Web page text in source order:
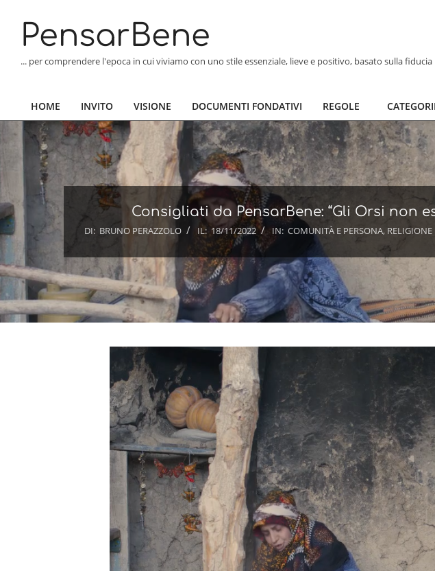
contentPensarBene
... per comprendere l'epoca in cui viviamo con uno stile essenziale, lieve e positivo, basato sulla
Primary
Navigation
Menu
HOME INVITO VISIONE DOCUMENTI FONDATIVI REGOLE
Consigliati da PensarBene: “Gli Orsi non
DI: BRUNO PERAZZOLO IL: 18/11/2022 IN: COMUNITÀ E PERSONA, RELIGIONE